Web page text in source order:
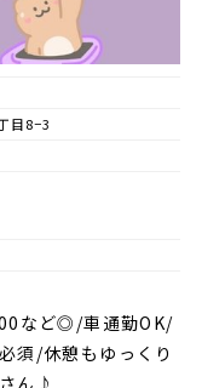
目8−3
など◎/車通勤OK/
須/休憩もゆっくり